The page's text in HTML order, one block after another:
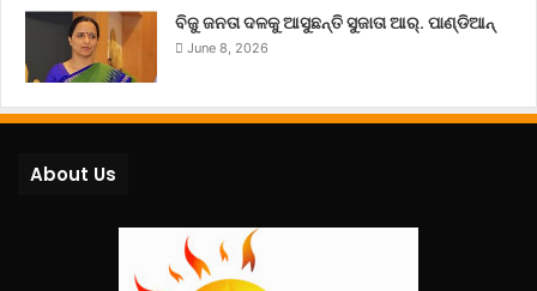
ବିଜୁ ଜନତା ଦଳକୁ ଆସୁଛନ୍ତି ସୁଜାତା ଆର୍‌. ପାଣ୍ଡିଆନ୍
June 8, 2026
About Us